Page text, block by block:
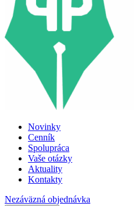
Novinky
Cenník
Spolupráca
Vaše otázky
Aktuality
Kontakty
Nezáväzná objednávka